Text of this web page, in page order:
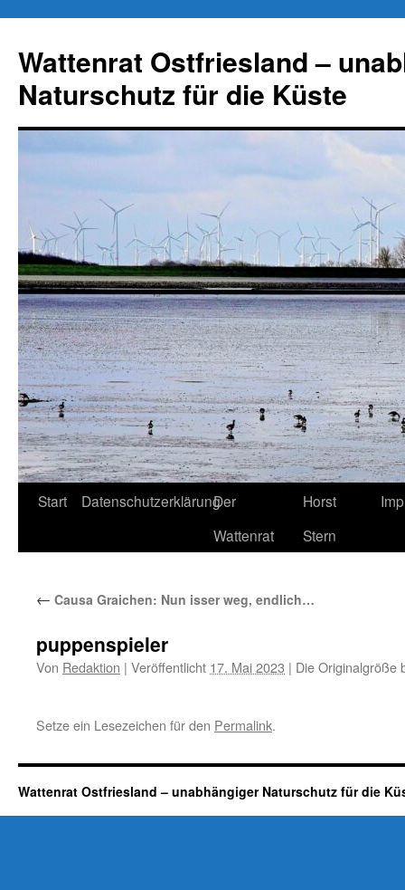
springen
Wattenrat Ostfriesland –
Naturschutz für die Küste
Start DatenschutzerklärungDer
Wattenrat
Horst
Stern
← Causa Graichen: Nun isser weg, endlich…
puppenspieler
Von Redaktion | Veröffentlicht 17. Mai 2023 | Die Originalgröße
Setze ein Lesezeichen für den Permalink.
Wattenrat Ostfriesland – unabhängiger Naturschutz für die